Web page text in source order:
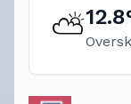
⛅12.8